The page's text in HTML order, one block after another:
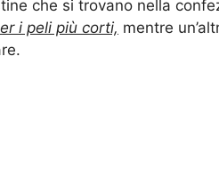
che si trovano nella
i peli più corti, mentre